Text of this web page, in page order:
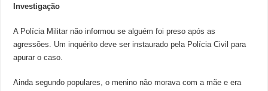
Investigação
A Polícia Militar não informou se alguém foi preso após as
agressões. Um inquérito deve ser instaurado pela Polícia Civil para
apurar o caso.
Ainda segundo populares, o menino não morava com a mãe e era